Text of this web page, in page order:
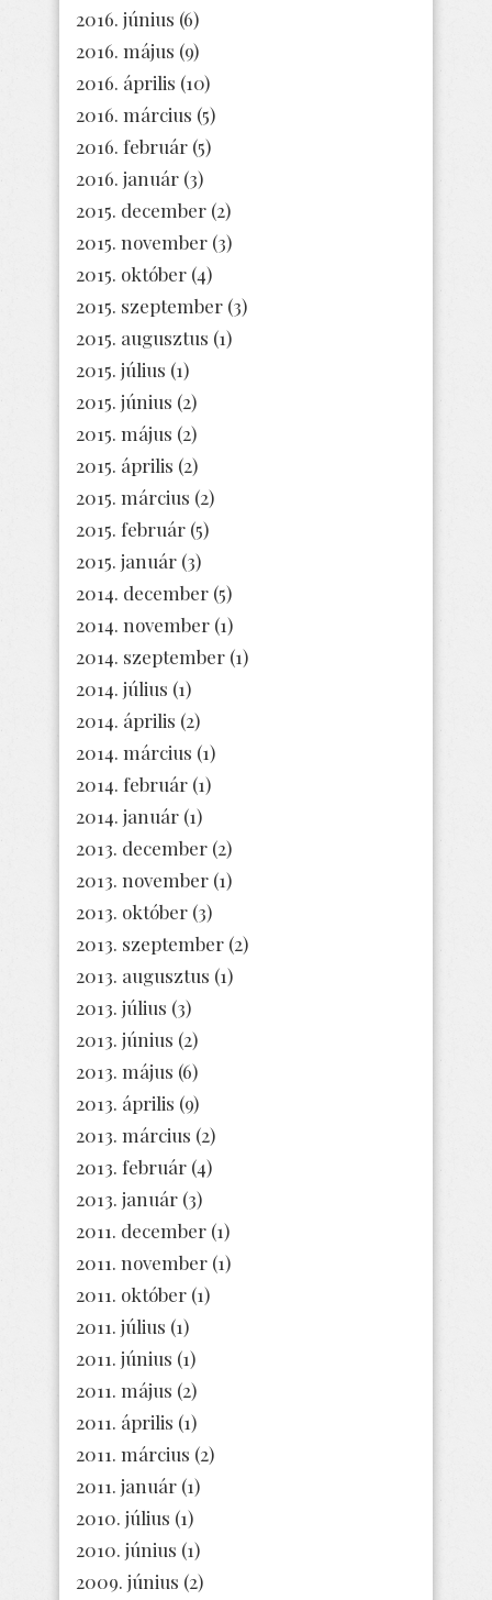
2016. június (6)
2016. május (9)
2016. április (10)
2016. március (5)
2016. február (5)
2016. január (3)
2015. december (2)
2015. november (3)
2015. október (4)
2015. szeptember (3)
2015. augusztus (1)
2015. július (1)
2015. június (2)
2015. május (2)
2015. április (2)
2015. március (2)
2015. február (5)
2015. január (3)
2014. december (5)
2014. november (1)
2014. szeptember (1)
2014. július (1)
2014. április (2)
2014. március (1)
2014. február (1)
2014. január (1)
2013. december (2)
2013. november (1)
2013. október (3)
2013. szeptember (2)
2013. augusztus (1)
2013. július (3)
2013. június (2)
2013. május (6)
2013. április (9)
2013. március (2)
2013. február (4)
2013. január (3)
2011. december (1)
2011. november (1)
2011. október (1)
2011. július (1)
2011. június (1)
2011. május (2)
2011. április (1)
2011. március (2)
2011. január (1)
2010. július (1)
2010. június (1)
2009. június (2)